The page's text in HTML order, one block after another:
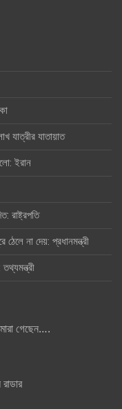
যাত্রীর যাতায়াত
ইরান
রাষ্ট্রপতি
না দেয়: প্রধানমন্ত্রী
গেছেন….